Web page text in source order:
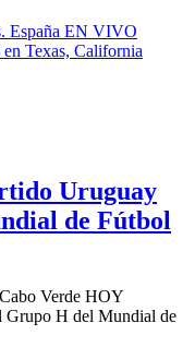
Uruguay
de Fútbol
Verde HOY
Grupo H del Mundial de